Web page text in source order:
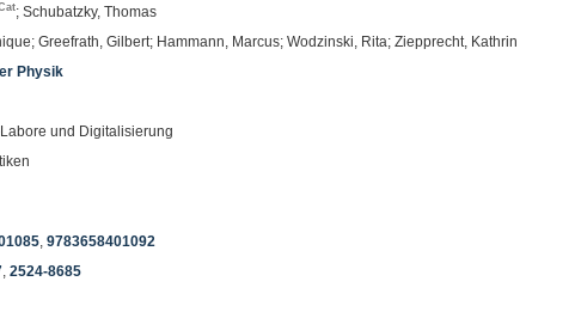
; Schubatzky, Thomas
Greefrath, Gilbert; Hammann, Marcus; Wodzinski, Rita; Ziepprecht, Kathrin
Physik
und Digitalisierung
,9783658401092
,2524-8685